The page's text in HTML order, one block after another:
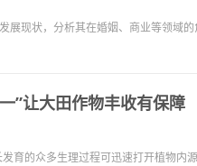
展现状，分析其在婚姻、商业等领域
”让大田作物丰收有保障
育的众多生理过程可迅速打开植物内